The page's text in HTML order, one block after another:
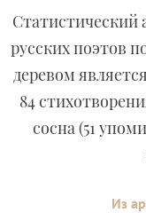
Статистический
русских поэтов
деревом
84
сосна (51
Из